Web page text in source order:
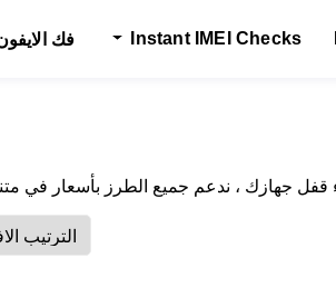
Instant IMEI Checks فك